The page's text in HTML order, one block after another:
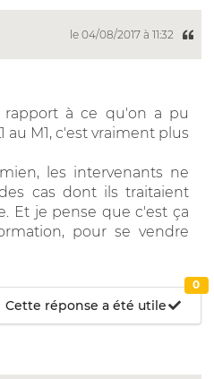
le 04/08/2017 à 11:32
à ce qu'on a pu
au M1, c'est vraiment plus
les intervenants ne
cas dont ils traitaient
Et je pense que c'est ça
pour se vendre
Cette réponse a été utile
0